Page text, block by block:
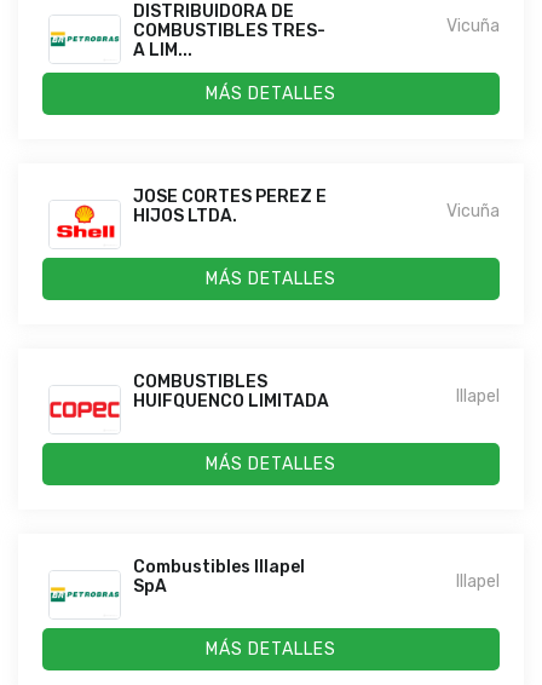
DISTRIBUIDORA DE
COMBUSTIBLES TRES-
A LIM...
Vicuña
MÁS DETALLES
JOSE CORTES PEREZ E
HIJOS LTDA.
Vicuña
MÁS DETALLES
COMBUSTIBLES
HUIFQUENCO LIMITADA
Illapel
MÁS DETALLES
Combustibles Illapel
SpA
Illapel
MÁS DETALLES